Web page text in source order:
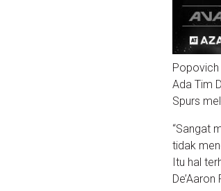
Ada Tim
Spurs
“Sangat
tidak
Itu hal
De’Aaron